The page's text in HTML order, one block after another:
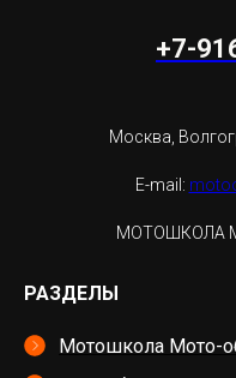
+7-
Москва,
E-mail:
МОТОШКОЛА
РАЗДЕЛЫ
Мотошкола Мото-